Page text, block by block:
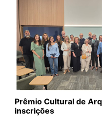
Prêmio Cultural de
inscrições